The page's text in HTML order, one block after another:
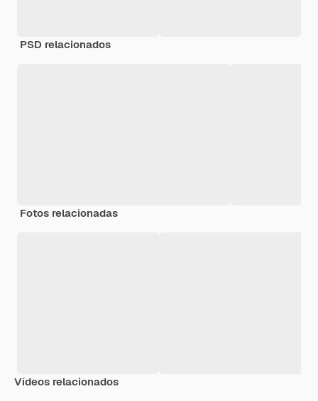
PSD relacionados
Fotos relacionadas
Vídeos relacionados